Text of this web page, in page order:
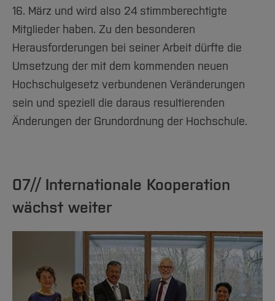
16. März und wird also 24 stimmberechtigte
Mitglieder haben. Zu den besonderen
Herausforderungen bei seiner Arbeit dürfte die
Umsetzung der mit dem kommenden neuen
Hochschulgesetz verbundenen Veränderungen
sein und speziell die daraus resultierenden
Änderungen der Grundordnung der Hochschule.
07// Internationale Kooperation
wächst weiter